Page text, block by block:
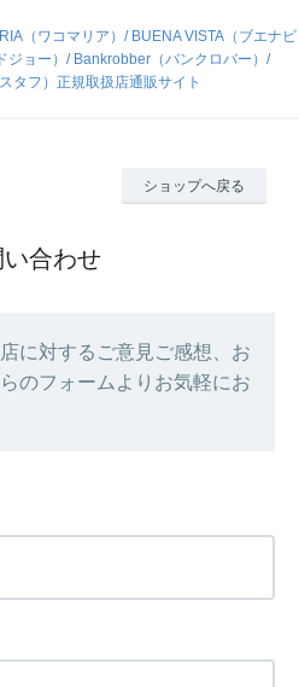
（ワコマリア）/ BUENA VISTA（ブエナビ
ジョー）/ Bankrobber（バンクロバー）/
タフ）正規取扱店通販サイト
ショップへ戻る
い合わせ
に対するご意見ご感想、お
のフォームよりお気軽にお